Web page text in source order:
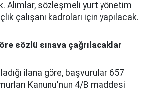
Alımlar, sözleşmeli yurt yönetim
çalışanı kadroları için yapılacak.
sözlü sınava çağrılacaklar
ilana göre, başvurular 657
Kanunu'nun 4/B maddesi